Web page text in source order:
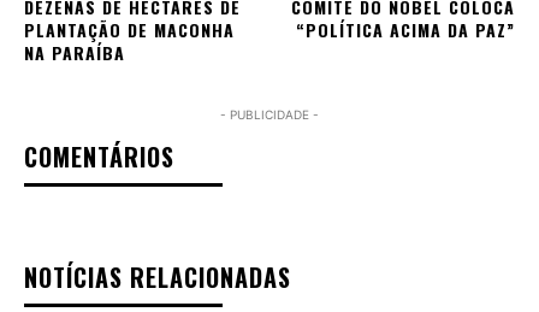
DEZENAS DE HECTARES DE
PLANTAÇÃO DE MACONHA
NA PARAÍBA
COMITÊ DO NOBEL COLOCA
“POLÍTICA ACIMA DA PAZ”
- PUBLICIDADE -
COMENTÁRIOS
NOTÍCIAS RELACIONADAS